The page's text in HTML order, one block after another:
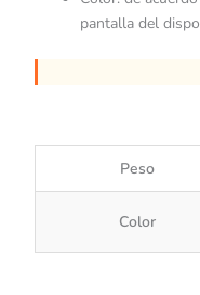
pantalla del
Peso
Color